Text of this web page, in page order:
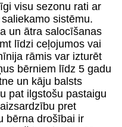
visu sezonu rati ar
sistēmu.
un ātra salocīšanas
līdzi ceļojumos vai
rāmis var izturēt
bērniem līdz 5 gadu
un kāju balsts
pat ilgstošu pastaigu
pret
bērna drošībai ir